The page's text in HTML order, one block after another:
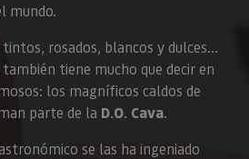
mundo.
rosados, blancos y dulces...
tiene mucho que decir en
los magníficos caldos de
parte de la D.O. Cava.
se las ha ingeniado